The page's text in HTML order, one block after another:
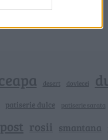
desert dovlecei
patiserie dulce patiserie sarata
rosii smantana